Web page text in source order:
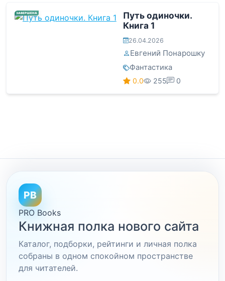
ЗАВЕРШЕНА
Путь одиночки.
Книга 1
26.04.2026
Евгений Понарошку
Фантастика
0.0 255 0
PB
PRO Books
Книжная полка нового сайта
Каталог, подборки, рейтинги и личная полка
собраны в одном спокойном пространстве
для читателей.